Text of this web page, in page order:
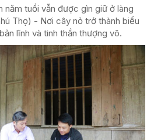
tuổi vẫn được gìn giữ ở làng
Thọ) - Nơi cây nỏ trở thành biểu
lĩnh và tinh thần thượng võ.